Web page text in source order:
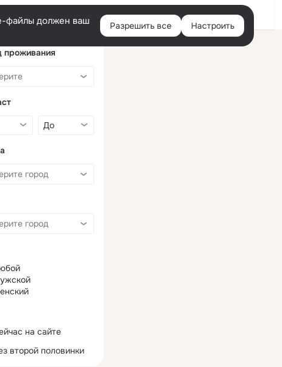
Войти
файлы должен ваш
Разрешить все Настроить
проживания
на сайте
второй половинки